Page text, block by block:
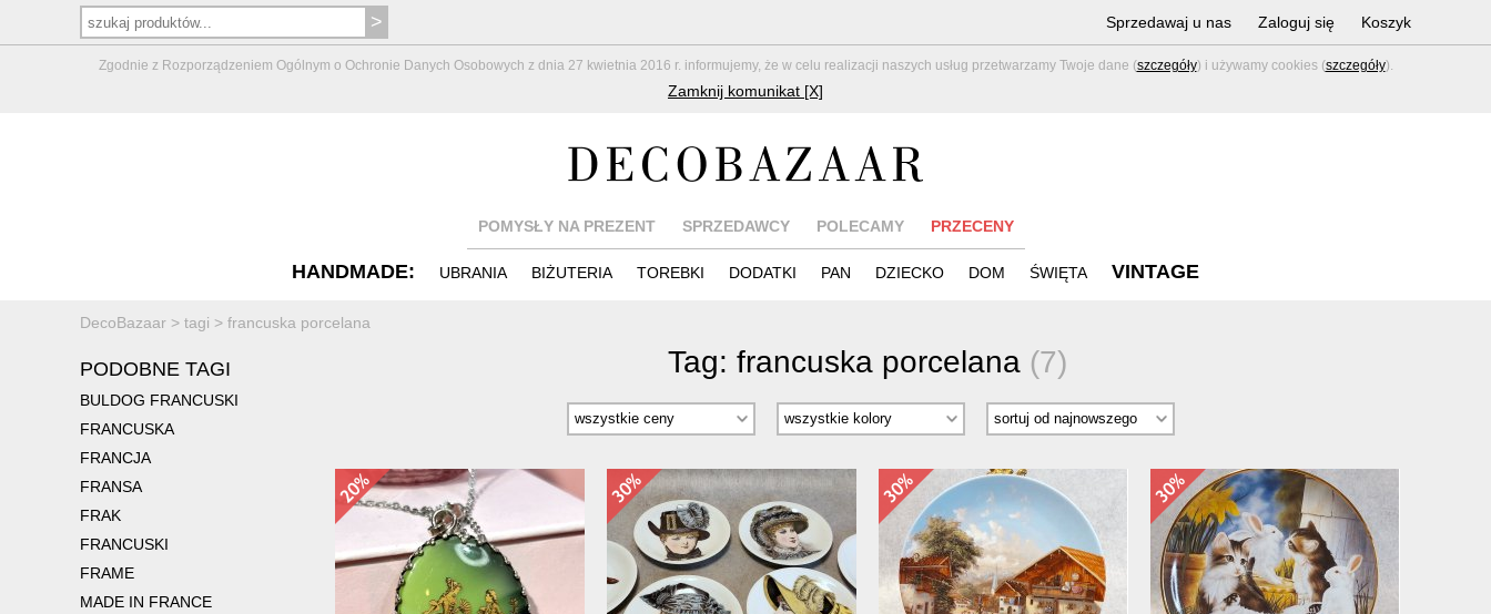
Zgodnie z Rozporządzeniem Ogólnym o Ochronie Danych Osobowych z dnia 27 kwietnia 2016 r. informujemy, że w celu realizacji naszych usług przetwarzamy Twoje dane (szczegóły) i używamy cookies (szczegóły).
Zamknij komunikat [X]
Sprzedawaj u nas Zaloguj się Koszyk
POMYSŁY NA PREZENT SPRZEDAWCY POLECAMY PRZECENY
HANDMADE: UBRANIA BIŻUTERIA TOREBKI DODATKI PAN DZIECKO DOM ŚWIĘTA VINTAGE
DecoBazaar > tagi > francuska porcelana
PODOBNE TAGI
BULDOG FRANCUSKI
FRANCUSKA
FRANCJA
FRANSA
FRAK
FRANCUSKI
FRAME
MADE IN FRANCE
Tag: francuska porcelana (7)